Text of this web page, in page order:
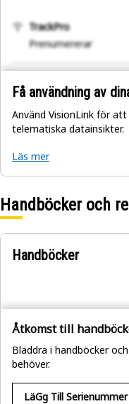
TrackPro
Prenumererar
Få användning av
Använd VisionLink för
telematiska datainsikter.
Läs mer
Handböcker och
Handböcker
Åtkomst till
Bläddra i handböcker
behöver.
LäGg Till Serienummer